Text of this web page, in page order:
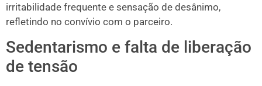
irritabilidade frequente e sensação de desânimo,
refletindo no convívio com o parceiro.
Sedentarismo e falta de liberação
de tensão